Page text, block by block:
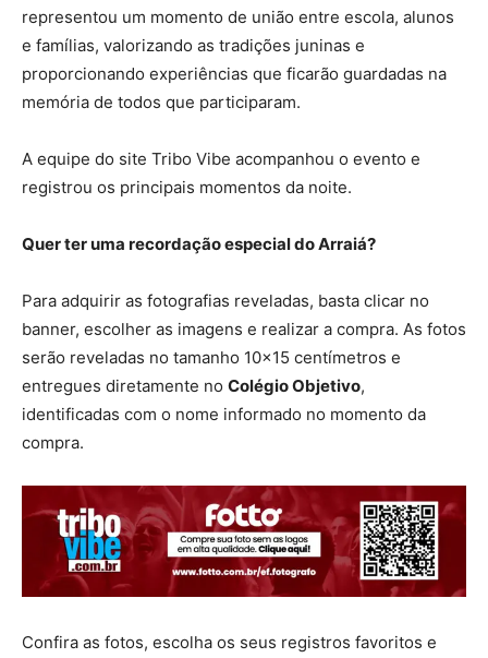
representou um momento de união entre escola, alunos
e famílias, valorizando as tradições juninas e
proporcionando experiências que ficarão guardadas na
memória de todos que participaram.
A equipe do site Tribo Vibe acompanhou o evento e
registrou os principais momentos da noite.
Quer ter uma recordação especial do Arraiá?
Para adquirir as fotografias reveladas, basta clicar no
banner, escolher as imagens e realizar a compra. As fotos
serão reveladas no tamanho 10×15 centímetros e
entregues diretamente no Colégio Objetivo,
identificadas com o nome informado no momento da
compra.
Confira as fotos, escolha os seus registros favoritos e